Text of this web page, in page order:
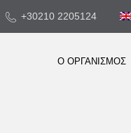
+30210 2205124
Ο ΟΡΓΑΝΙΣΜΟΣ